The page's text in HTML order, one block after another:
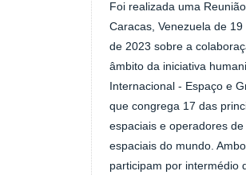
Foi realizada uma
Caracas, Venezuela de
de 2023 sobre a
âmbito da iniciativa
Internacional - Espaço e
que congrega 17 das
espaciais e operadores
espaciais do mundo.
participam por intermédio